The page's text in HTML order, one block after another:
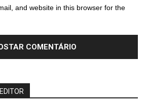
and website in this browser for the